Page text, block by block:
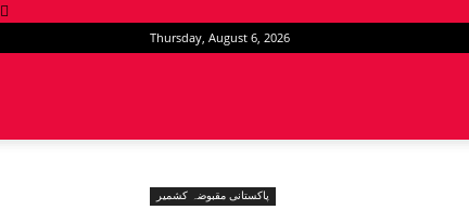
Thursday, August 6, 2026
پاکستانی مقبوضہ کشمیر